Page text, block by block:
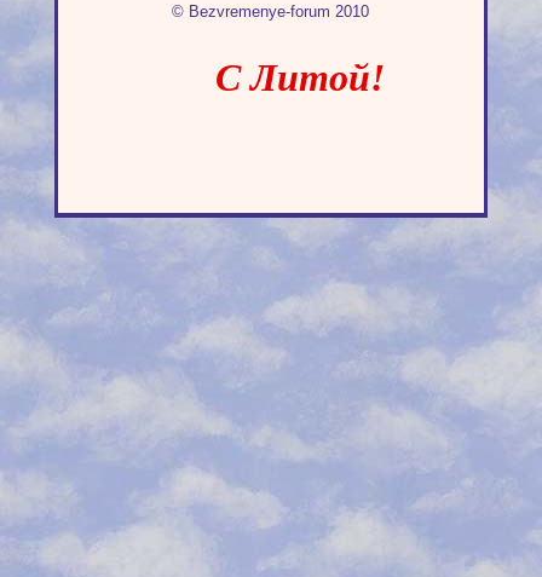
© Bezvremenye-forum 2010
С Литой!